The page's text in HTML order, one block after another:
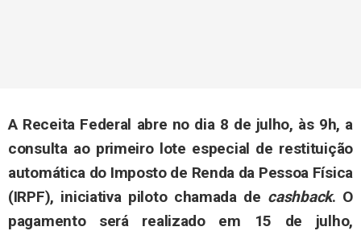
A Receita Federal abre no dia 8 de julho, às 9h, a
consulta ao primeiro lote especial de restituição
automática do Imposto de Renda da Pessoa Física
(IRPF), iniciativa piloto chamada de cashback. O
pagamento será realizado em 15 de julho,